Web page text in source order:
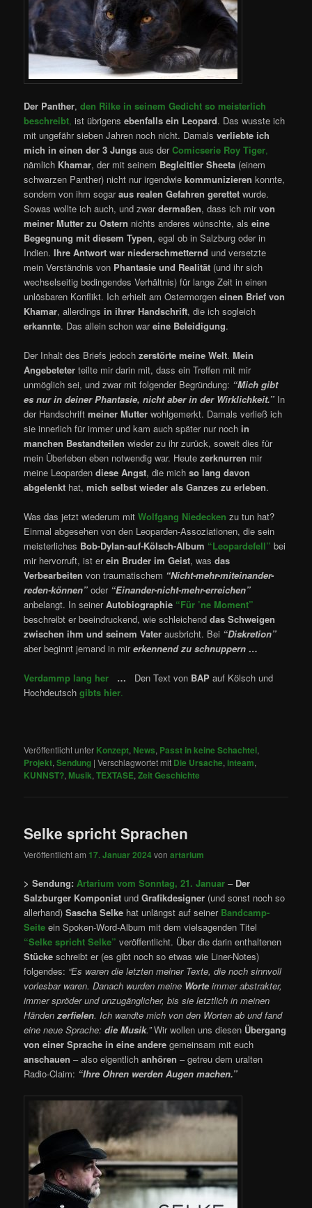
Der Panther,den Rilke in seinem Gedicht so meisterlich
beschreibt, ist übrigensebenfalls ein Leopard. Das wusste ich
mit ungefähr sieben Jahren noch nicht. Damalsverliebte ich
mich in einen der 3 Jungs aus derComicserie Roy Tiger,
nämlich Khamar, der mit seinem Begleittier Sheeta (einem
schwarzen Panther) nicht nur irgendwiekommunizieren konnte,
sondern von ihm sogaraus realen Gefahren gerettet wurde.
Sowas wollte ich auch, und zwardermaßen, dass ich mirvon
meiner Mutter zu Ostern nichts anderes wünschte, alseine
Begegnung mit diesem Typen, egal ob in Salzburg oder in
Indien.Ihre Antwort war niederschmetternd und versetzte
mein Verständnis von Phantasie und Realität (und ihr sich
wechselseitig bedingendes Verhältnis) für lange Zeit in einen
unlösbaren Konflikt. Ich erhielt am Ostermorgeneinen Brief von
Khamar, allerdings in ihrer Handschrift, die ich sogleich
erkannte. Das allein schon wareine Beleidigung.
Der Inhalt des Briefs jedochzerstörte meine Welt.Mein
Angebeteter teilte mir darin mit, dass ein Treffen mit mir
unmöglich sei, und zwar mit folgender Begründung: “Mich gibt
es nur in deiner Phantasie, nicht aber in der Wirklichkeit.” In
der Handschriftmeiner Mutter wohlgemerkt. Damals verließ ich
sie innerlich für immer und kam auch später nur noch in
manchen Bestandteilen wieder zu ihr zurück, soweit dies für
mein Überleben eben notwendig war. Heutezerknurren mir
meine Leopardendiese Angst, die michso lang davon
abgelenkt hat,mich selbst wieder als Ganzes zu erleben.
Was das jetzt wiederum mitWolfgang Niedecken zu tun hat?
Einmal abgesehen von den Leoparden-Assoziationen, die sein
meisterliches Bob-Dylan-auf-Kölsch-Album “Leopardefell” bei
mir hervorruft, ist erein Bruder im Geist, wasdas
Verbearbeitenvon traumatischem “Nicht-mehr-miteinander-
reden-können” oder “Einander-nicht-mehr-erreichen”
anbelangt. In seinerAutobiographie “Für ’ne Moment”
beschreibt er beeindruckend, wie schleichenddas Schweigen
zwischen ihm und seinem Vater ausbricht. Bei “Diskretion”
aber beginnt jemand in mirerkennend zu schnuppern …
Verdammp lang her … Den Text von BAP auf Kölsch und
Hochdeutschgibts hier.
Veröffentlicht unter Konzept, News, Passt in keine Schachtel,
Projekt,Sendung |Verschlagwortet mit Die Ursache, inteam,
KUNNST?, Musik,TEXTASE,Zeit Geschichte
Selke spricht Sprachen
Veröffentlicht am 17. Januar 2024vonartarium
> Sendung:Artarium vom Sonntag, 21. Januar – Der
Salzburger Komponist undGrafikdesigner (und sonst noch so
allerhand)Sascha Selke hat unlängst auf seiner Bandcamp-
Seite ein Spoken-Word-Album mit dem vielsagenden Titel
“Selke spricht Selke” veröffentlicht. Über die darin enthaltenen
Stücke schreibt er (es gibt noch so etwas wie Liner-Notes)
folgendes: “Es waren die letzten meiner Texte, die noch sinnvoll
vorlesbar waren. Danach wurden meine Worte immer abstrakter,
immer spröder und unzugänglicher, bis sie letztlich in meinen
Händenzerfielen. Ich wandte mich von den Worten ab und fand
eine neue Sprache:die Musik.”Wir wollen uns diesen Übergang
von einer Sprache in eine andere gemeinsam mit euch
anschauen – also eigentlichanhören – getreu dem uralten
Radio-Claim: “Ihre Ohren werden Augen machen.”